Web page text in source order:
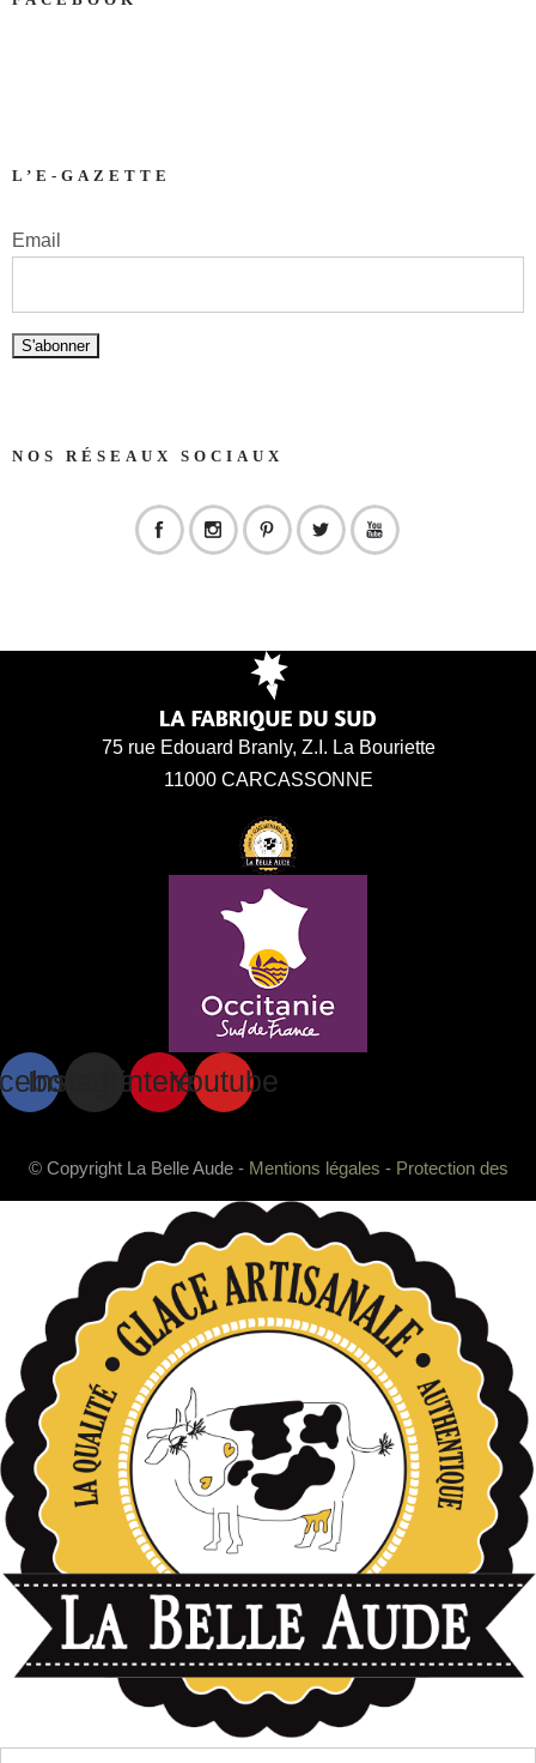
L’E-GAZETTE
Email
NOS RÉSEAUX SOCIAUX
75 rue Edouard Branly, Z.I. La Bouriette
11000 CARCASSONNE
InstagramPinterestYoutube
© Copyright La Belle Aude - Mentions légales - Protection des
données